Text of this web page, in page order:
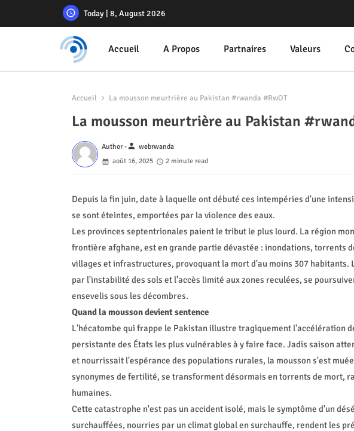
Today | 8, August 2026
Accueil A Propos Partnaires Valeurs
Accueil La mousson meurtrière au Pakistan #rwanda #RwOT
La mousson meurtrière au Pakistan
Author -person webrwanda
août 16, 2025
2 minute read
Depuis la fin juin, date à laquelle ont débuté ces intempéries d'une
se sont éteintes, emportées par la violence des eaux.
Les provinces septentrionales paient le tribut le plus lourd. La région
frontière afghane, est en grande partie dévastée : inondations, torrents
villages et infrastructures, provoquant la mort d'au moins 307
par l'instabilité des sols et l'accès limité aux zones reculées, se
ensevelis sous les décombres.
Quand la mousson devient sentence
L'hécatombe qui frappe le Pakistan illustre tragiquement l'accélération
persistante des États les plus vulnérables à y faire face. Jadis saison
et nourrissait l'espérance des populations rurales, la mousson s'est
synonymes de fertilité, se transforment désormais en torrents de mort,
humaines.
Cette catastrophe n'est pas un accident isolé, mais le symptôme d'un
surchauffées, nourries par un climat global en surchauffe, rendent les